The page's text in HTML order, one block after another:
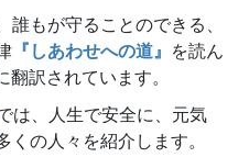
もが守ることのできる、
『しあわせへの道』 を読ん
訳されています。
は、人生で安全に、元気
の人々を紹介します。